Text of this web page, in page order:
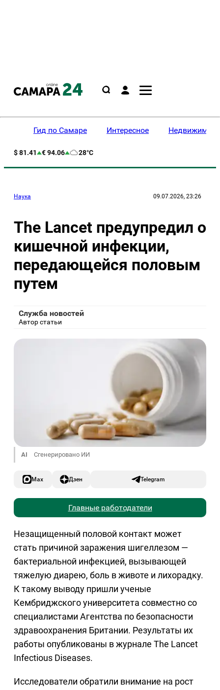
Гид по Самаре Интересное
$ 81.41 € 94.06 28°C
Наука 09.07.2026, 23:26
The Lancet предупредил о
кишечной инфекции,
передающейся половым
путем
Служба новостей
Автор статьи
AI Сгенерировано ИИ
Max Дзен Telegram
Главные работодатели
Незащищенный половой контакт может
стать причиной заражения шигеллезом —
бактериальной инфекцией, вызывающей
тяжелую диарею, боль в животе и лихорадку.
К такому выводу пришли ученые
Кембриджского университета совместно со
специалистами Агентства по безопасности
здравоохранения Британии. Результаты их
работы опубликованы в журнале The Lancet
Infectious Diseases.
Исследователи обратили внимание на рост